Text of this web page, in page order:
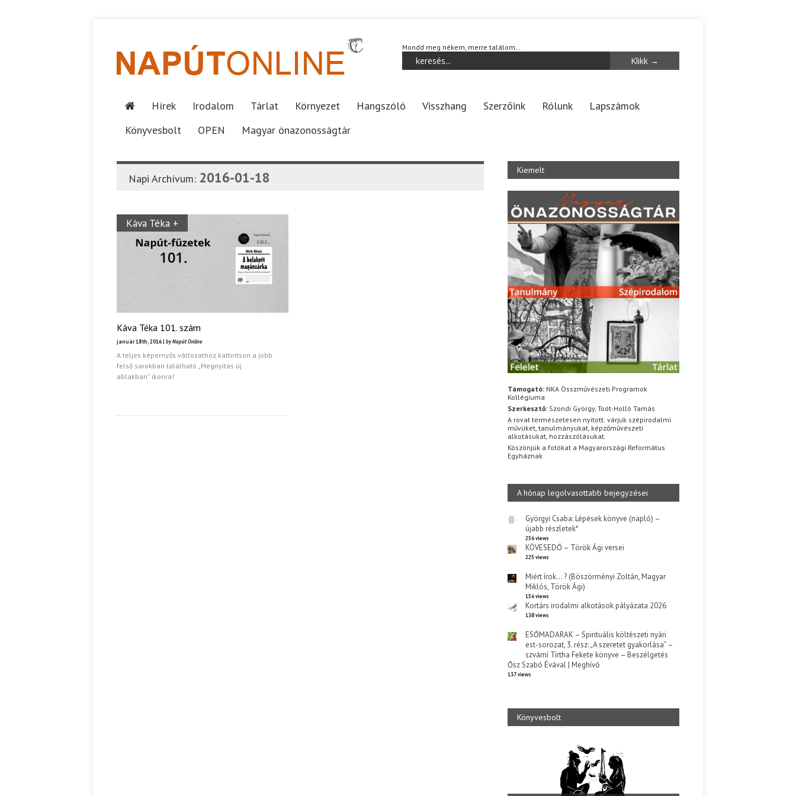
Mondd meg nékem, merre találom…
Hírek Irodalom Tárlat Környezet Hangszóló Visszhang Szerzőink Rólunk
Lapszámok
Könyvesbolt
OPEN Magyar önazonosságtár
Napi Archívum: 2016-01-18
Káva Téka +
Káva Téka 101. szám
január 18th, 2016 | by Napút Online
A teljes képernyős változathoz kattintson a jobb
felső sarokban található „Megnyitás új
ablakban” ikonra!
Kiemelt
Támogató: NKA Összművészeti Programok
Kollégiuma
Szerkesztő: Szondi György, Toót-Holló Tamás
A rovat természetesen nyitott: várjuk szépirodalmi
művüket, tanulmányukat, képzőművészeti
alkotásukat, hozzászólásukat.
Köszönjük a fotókat a Magyarországi Református
Egyháznak
A hónap legolvasottabb bejegyzései
Györgyi Csaba: Lépések könyve (napló) –
újabb részletek*
256 views
KÖVESEDŐ – Török Ági versei
225 views
Miért írok… ? (Böszörményi Zoltán, Magyar
Miklós, Török Ági)
156 views
Kortárs irodalmi alkotások pályázata 2026
138 views
ESŐMADARAK – Spirituális költészeti nyári
est-sorozat, 3. rész: „A szeretet gyakorlása” –
szvámí Tírtha Fekete könyve – Beszélgetés
Ősz Szabó Évával | Meghívó
137 views
Könyvesbolt